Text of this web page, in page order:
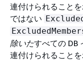
連付けられること
ではない
除いたすべての DB
連付けられること